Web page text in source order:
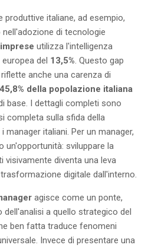
produttive italiane, ad esempio,
di tecnologie
utilizza l'intelligenza
del 13,5%. Questo gap
anche una carenza di
45,8% della popolazione italiana
base. I dettagli completi sono
completa sulla sfida della
italiani. Per un manager,
un'opportunità: sviluppare la
visivamente diventa una leva
digitale dall'interno.
agisce come un ponte,
a quello strategico del
ben fatta traduce fenomeni
Invece di presentare una